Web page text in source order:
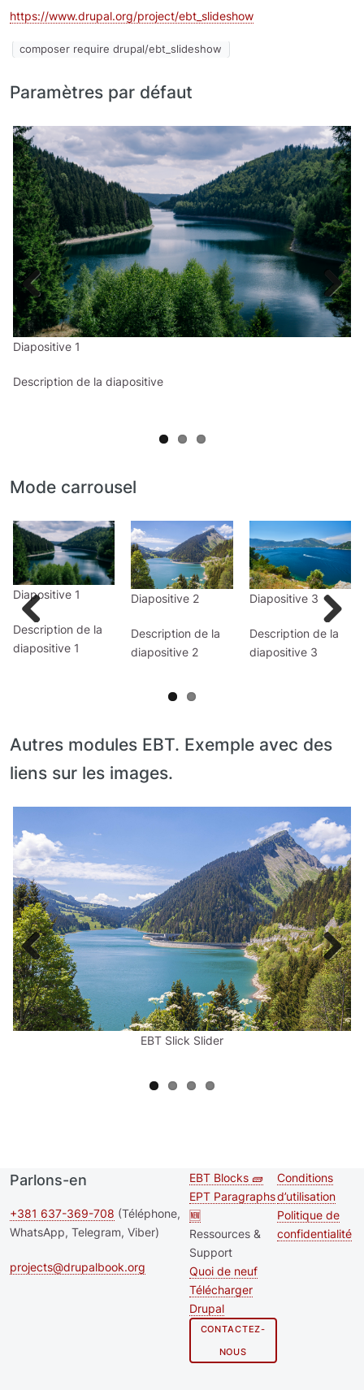
https://www.drupal.org/project/ebt_slideshow
composer require drupal/ebt_slideshow
Paramètres par défaut
Slide
image
Diapositive 1
Description de la diapositive
Previous Next
Mode carrousel
Slide
image
Diapositive 1
Description de la
diapositive 1
Slide
image
Diapositive 2
Description de la
diapositive 2
Slide
image
Diapositive 3
Description de la
diapositive 3
Previous
Autres modules EBT. Exemple avec des
liens sur les images.
image
EBT Slick Slider
image
image
image
Previous Next
Parlons-en
+381 637-369-708 (Téléphone,
WhatsApp, Telegram, Viber)
projects@drupalbook.org
Second
footer
menu
EBT Blocks 🧱
EPT Paragraphs
🆕
Ressources &
Support
Quoi de neuf
Télécharger
Drupal
CONTACTEZ-
NOUS
Footer
Conditions
d’utilisation
Politique de
confidentialité